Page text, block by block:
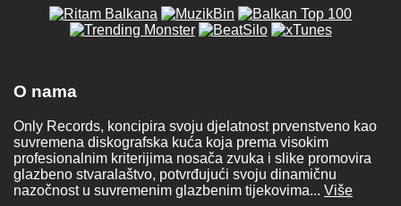
O nama
Only Records, koncipira svoju djelatnost prvenstveno kao
suvremena diskografska kuća koja prema visokim
profesionalnim kriterijima nosača zvuka i slike promovira
glazbeno stvaralaštvo, potvrđujući svoju dinamičnu
nazočnost u suvremenim glazbenim tijekovima... Više